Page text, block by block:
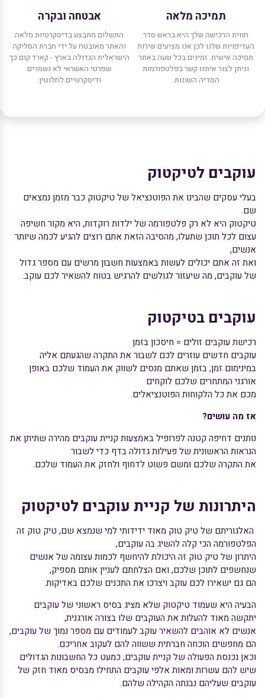
תמיכה מלאה
חווית הרכישה שלך היא בראש סדר
העדיפויות שלנו לכן אנו מציעים שירות
תמיכה אישית. זמינים בכל שעה באתר
וניתן לצור איתנו קשר בפלטפורמות
המדיה השונות.
אבטחה ובקרה
התשלום מתבצע בדיסקרטיות מלאה
והאתר מאובטח על ידי חברת הסליקה
הישראלית הגדולה בארץ - קארד קום כך
שפרטי האשראי לא נשמרים
ודיסקרטיים לחלוטין.
עוקבים לטיקטוק
בעלי עסקים שהבינו את הפוטנציאל של טיקטוק כבר מזמן נמצאים
שם.
טיקטוק היא לא רק פלטפורמה של ילדות רוקדות, היא מקור חשיפה
עצום לכל תוכן שתעלו, מהסיבה הזאת אתם רוצים להגיע לכמה שיותר
אנשים,
ואת זה אתם יכולים לעשות באמצעות חשבון מרשים עם מספר גדול
של עוקבים, מה שיעזור לגולשים להרגיש בטוח להשאיר לכם עוקב.
עוקבים בטיקטוק
רכישת עוקבים זולים = חיסכון בזמן
עוקבים חדשים עוזרים לכם לשבור את התקרה שהגעתם אליה
במינימום זמן, בזמן שאתם מנסים לשווק את העמוד שלכם באופן
אורגני המתחרים שלכם לוקחים
מכם את כל הלקוחות הפוטנציאלים.
אז מה עושים?
נותנים דחיפה קטנה לפרופיל באמצעות קניית עוקבים מהירה שתיתן את
הנראות הראשונית של פעילות גדולה בדף כדי לשבור
את התקרה שלכם ומשם פשוט לדחוף ולחזק את העמוד שלכם.
היתרונות של קניית עוקבים לטיקטוק
האלגוריתם של טיק טוק מאוד ידידותי למי שנמצא שם, טיק טוק זה
הפלטפורמה הכי קלה להשיג בה עוקבים,
היתרון של טיק טוק זה היכולת להיחשף לכמות עצומה של אנשים
שנחשפים לתוכן שלכם, ואם הצלחתם לעניין אותם מספיק,
הם גם ישאירו לכם עוקב ויצרכו את התכנים שלכם באדיקות.
הבעיה היא שעמוד טיקטוק שלא מציג בסיס ראשוני של עוקבים
יתקשה מאוד להעלות את העוקבים שלו בצורה אורגנית,
אנשים לא אוהבים להשאיר עוקב לעמודים עם מספר נמוך של עוקבים,
הם מחפשים הוכחה חברתית ששווה להם לעקוב אחריכם.
וכאן נכנסת הפעולה של קניית עוקבים, כמעט כל החשבונות הגדולים
שיש להם עשרות ומאות אלפי עוקבים התחילו מבסיס מאוד חזק של
עוקבים שעליהם נבנתה הקהילה שלהם.